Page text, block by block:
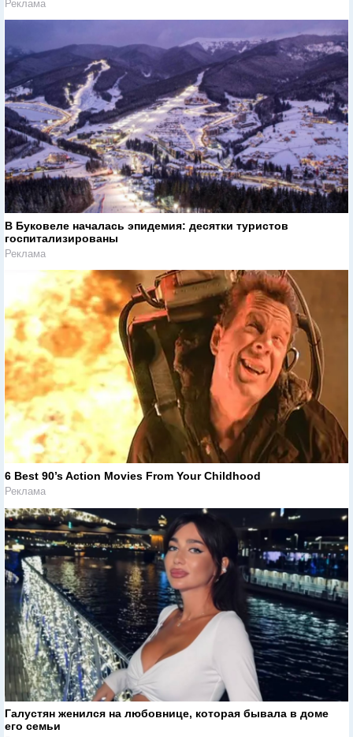
Реклама
В Буковеле началась эпидемия: десятки туристов
госпитализированы
Реклама
6 Best 90’s Action Movies From Your Childhood
Реклама
Галустян женился на любовнице, которая бывала в доме
его семьи